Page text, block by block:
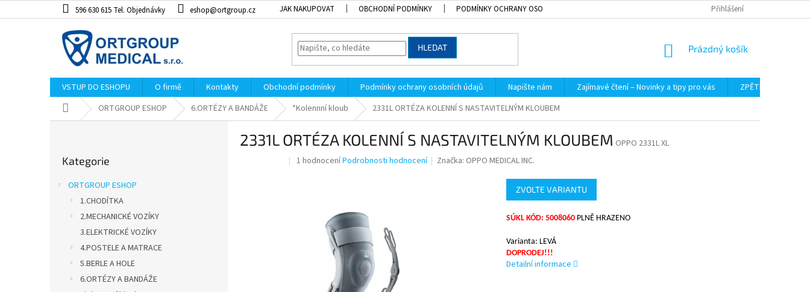
na
596 630 615 Tel. Objednávky eshop@ortgroup.cz JAK NAKUPOVAT OBCHODNÍ PODMÍNKY PODMÍNKY OCHRANY OSOBNÍCH ÚDAJŮ Přihlášení
HLEDAT
NÁKUPNÍ
Prázdný košík
VSTUP DO ESHOPU O firmě Kontakty Obchodní podmínky Podmínky ochrany osobních údajů Napište nám Zajímavé čtení – Novinky a tipy pro vás
ZPĚTNÝ ODBĚR
Domů ORTGROUP ESHOP 6.ORTÉZY A BANDÁŽE *Kolennní kloub 2331L ORTÉZA KOLENNÍ S NASTAVITELNÝM KLOUBEM
kategorie
Kategorie
ORTGROUP ESHOP
1.CHODÍTKA
2.MECHANICKÉ VOZÍKY
3.ELEKTRICKÉ VOZÍKY
4.POSTELE A MATRACE
5.BERLE A HOLE
6.ORTÉZY A BANDÁŽE
2331L ORTÉZA KOLENNÍ S NASTAVITELNÝM KLOUBEM OPPO 2331L XL
Průměrné
hvězdiček.
1 hodnoceníPodrobnosti hodnocení Značka: OPPO MEDICAL INC.
ZVOLTE VARIANTU
SÚKL KÓD: 5008060 PLNĚ HRAZENO
Varianta: LEVÁ
DOPRODEJ!!!
Detailní informace